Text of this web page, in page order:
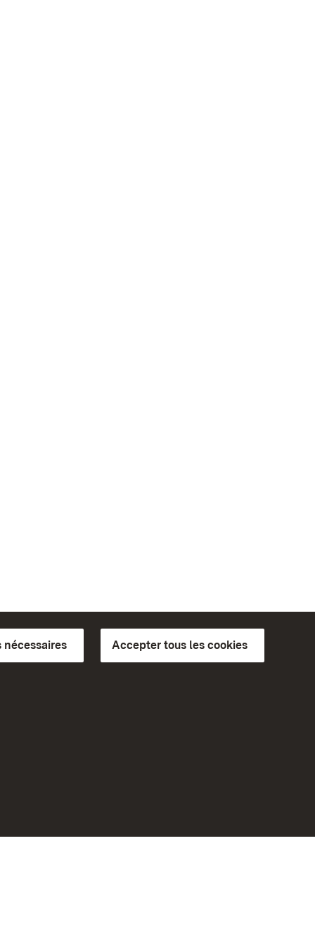
Accepter tous les cookies